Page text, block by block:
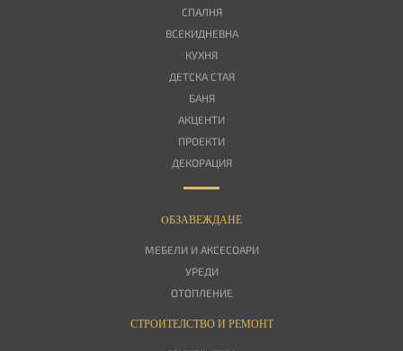
СПАЛНЯ
ВСЕКИДНЕВНА
КУХНЯ
ДЕТСКА СТАЯ
БАНЯ
АКЦЕНТИ
ПРОЕКТИ
ДЕКОРАЦИЯ
OБЗАВЕЖДАНЕ
МЕБЕЛИ И АКСЕСОАРИ
УРЕДИ
ОТОПЛЕНИЕ
СТРОИТЕЛСТВО И РЕМОНТ